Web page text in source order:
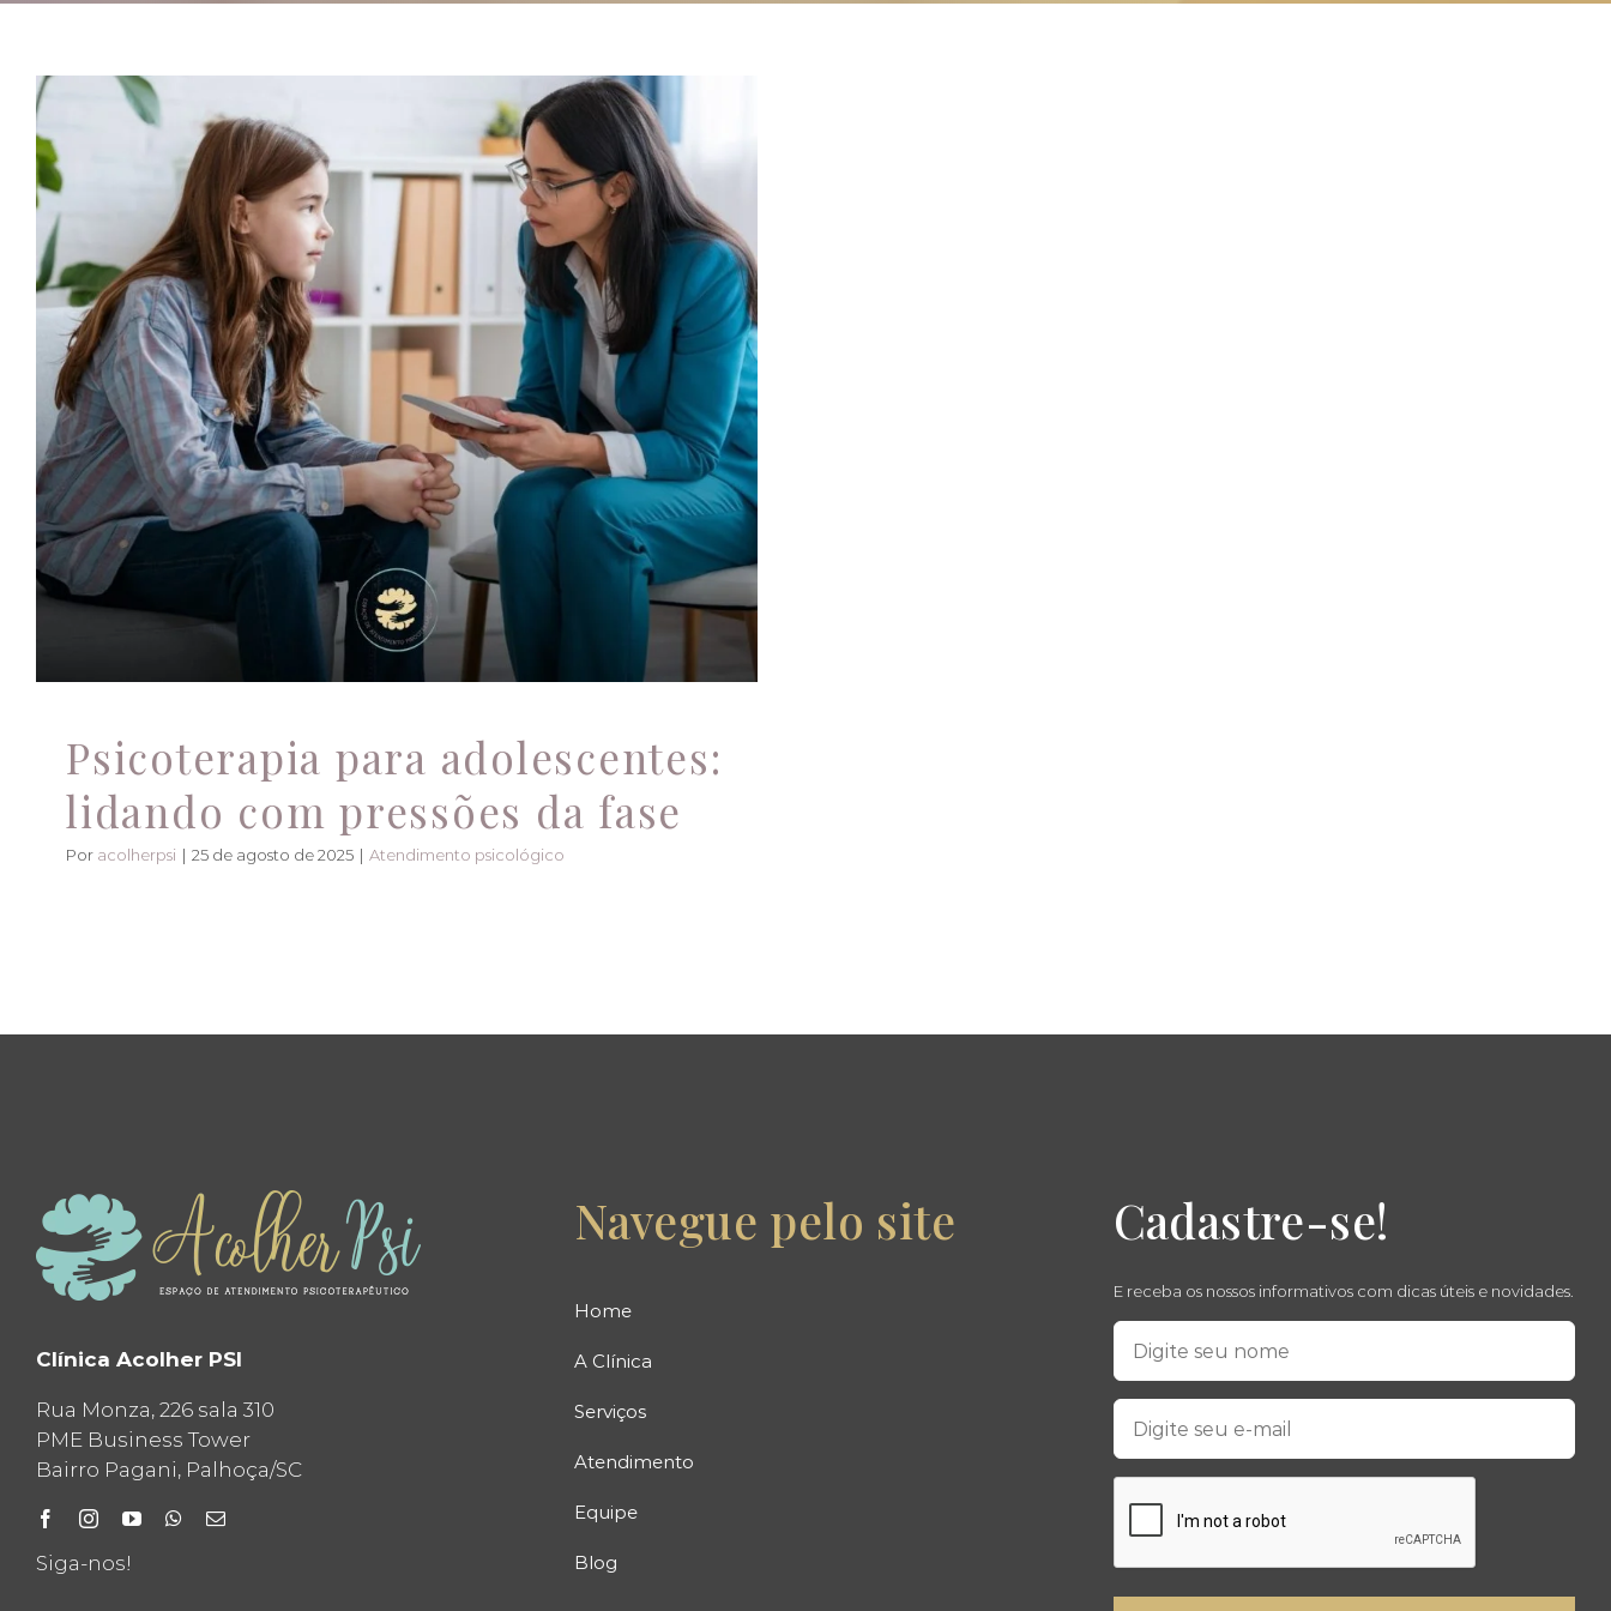
Psicoterapia para adolescentes:
lidando com pressões da fase
Atendimento psicológico
Psicoterapia para adolescentes:
lidando com pressões da fase
Por acolherpsi | 25 de agosto de 2025 | Atendimento psicológico
Clínica Acolher PSI
Rua Monza, 226 sala 310
PME Business Tower
Bairro Pagani, Palhoça/SC
Siga-nos!
Navegue pelo site
Home
A Clínica
Serviços
Atendimento
Equipe
Blog
Cadastre-se!
E receba os nossos informativos com dicas úteis e novidades.